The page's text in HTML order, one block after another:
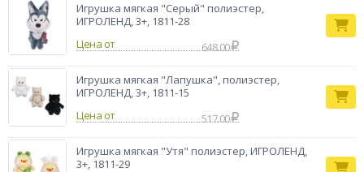
Игрушка мягкая "Серый" полиэстер,
ИГРОЛЕНД, 3+, 1811-28
Цена от
648.00
Игрушка мягкая "Лапушка", полиэстер,
ИГРОЛЕНД, 3+, 1811-15
Цена от
517.00
Игрушка мягкая "Утя" полиэстер, ИГРОЛЕНД,
3+, 1811-29